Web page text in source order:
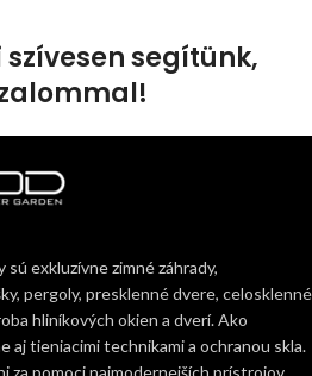
szívesen segítünk,
sú exkluzívne zimné záhrady,
pergoly, presklenné dvere, celosklenné
hliníkových okien a dverí. Ako
aj tieniacimi technikami a ochranou skla.
za pomoci najmodernejších prístrojov,